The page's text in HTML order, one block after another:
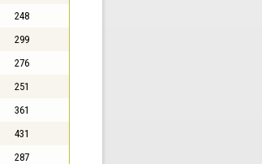
248
299
276
251
361
431
287